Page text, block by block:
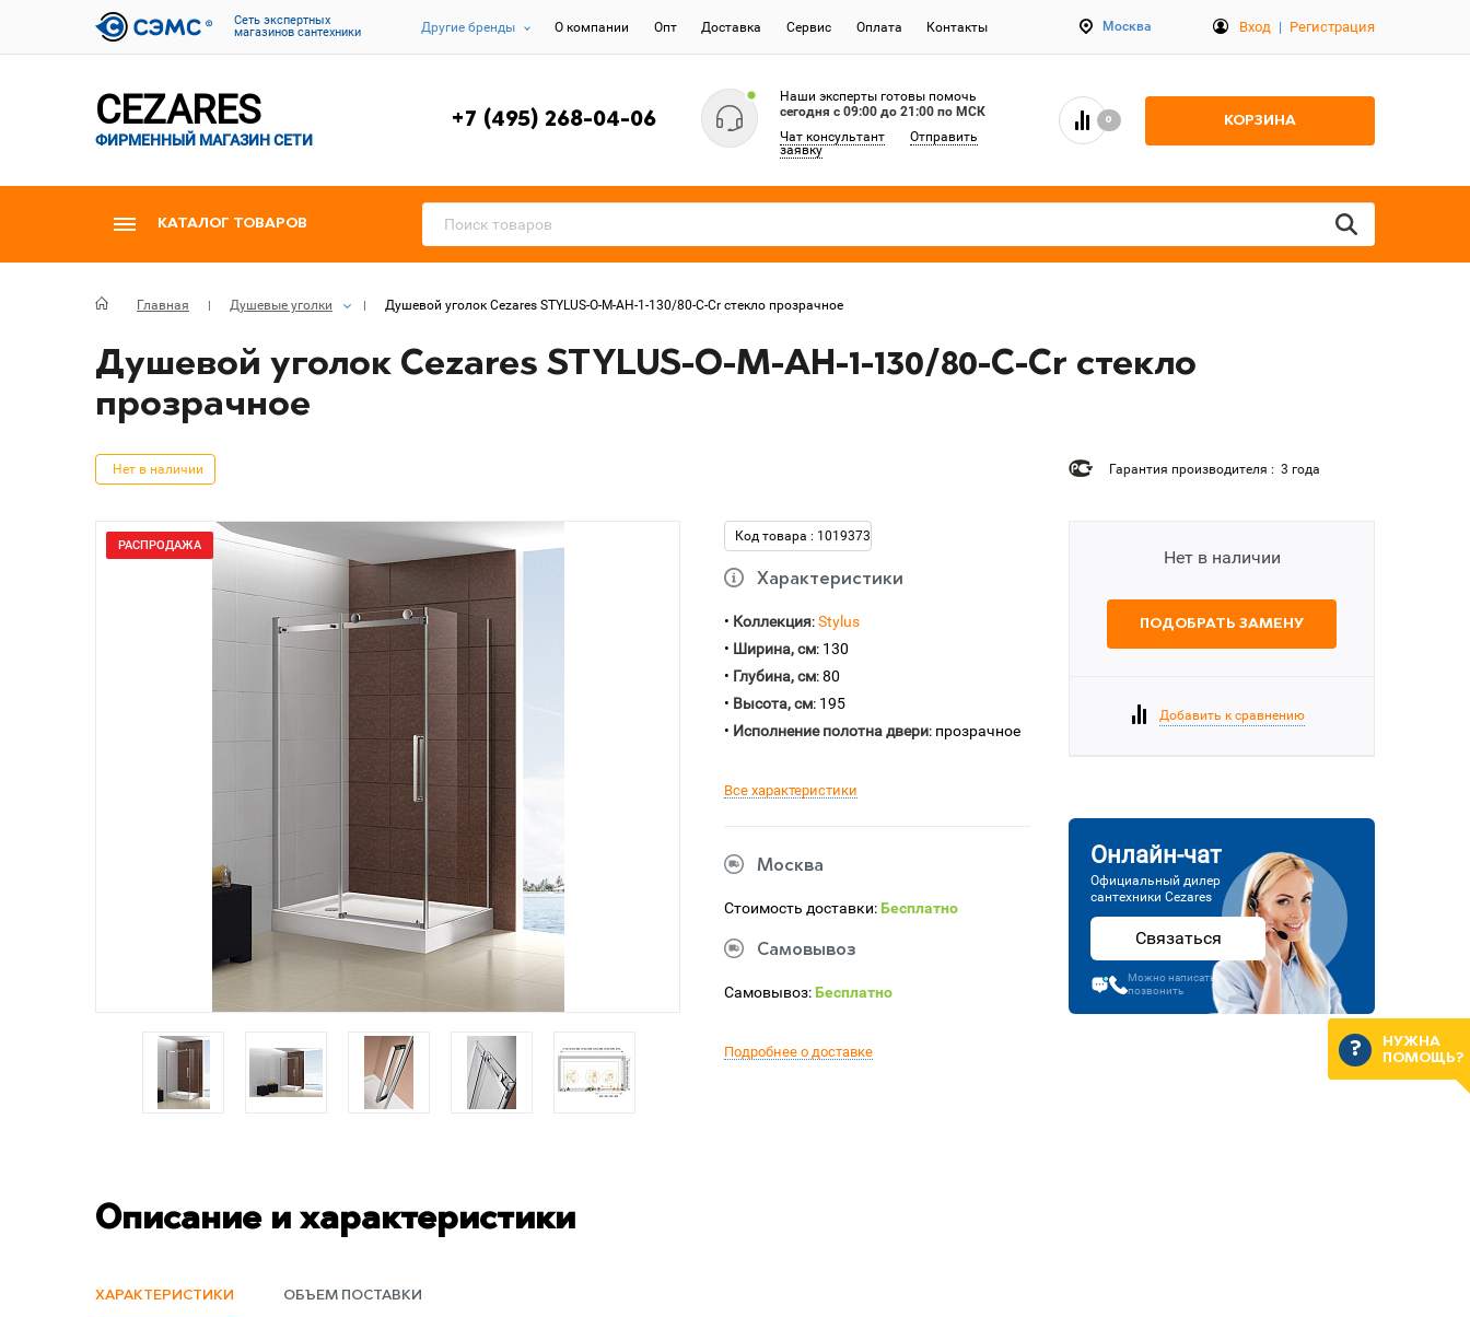
Cеть экспертных
магазинов сантехники
Другие бренды О компании Опт Доставка Сервис Оплата Контакты Москва Вход | Регистрация
CEZARES
ФИРМЕННЫЙ МАГАЗИН СЕТИ
+7 (495) 268-04-06
Наши эксперты готовы помочь
сегодня c 09:00 до 21:00 по МСК
Чат консультант
Отправить
заявку
0 КОРЗИНА
КАТАЛОГ ТОВАРОВ
Главная Душевые уголки Душевой уголок Cezares STYLUS-O-M-AH-1-130/80-C-Cr стекло прозрачное
Душевой уголок Cezares STYLUS-O-M-AH-1-130/80-C-Cr стекло
прозрачное
Нет в наличии Гарантия производителя : 3 года
РАСПРОДАЖА
Код товара : 1019373
Характеристики
• Коллекция:Stylus
• Ширина, см: 130
• Глубина, см: 80
• Высота, см: 195
• Исполнение полотна двери: прозрачное
Все характеристики
Москва
Стоимость доставки:Бесплатно
Самовывоз
Самовывоз:Бесплатно
Подробнее о доставке
Нет в наличии
ПОДОБРАТЬ ЗАМЕНУ
Добавить к сравнению
Онлайн-чат
Официальный дилер
сантехники Cezares
Связаться
Можно написать или
позвонить
Описание и характеристики
ХАРАКТЕРИСТИКИ ОБЪЕМ ПОСТАВКИ
НУЖНА
ПОМОЩЬ?